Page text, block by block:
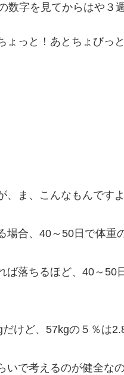
数字を見てからはや３
ょっと！あとちょびっ
、ま、こんなもんです
場合、40～50日で体重
ば落ちるほど、40～
けど、57kgの５％は
で考えるのが健全なの